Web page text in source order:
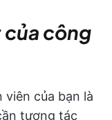
của công
viên của bạn là
tương tác